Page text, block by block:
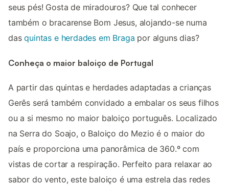
seus pés! Gosta de miradouros? Que tal conhecer
também o bracarense Bom Jesus, alojando-se numa
dasquintas e herdades em Braga por alguns dias?
Conheça o maior baloiço de Portugal
A partir das quintas e herdades adaptadas a crianças
Gerês será também convidado a embalar os seus filhos
ou a si mesmo no maior baloiço português. Localizado
na Serra do Soajo, o Baloiço do Mezio é o maior do
país e proporciona uma panorâmica de 360.º com
vistas de cortar a respiração. Perfeito para relaxar ao
sabor do vento, este baloiço é uma estrela das redes